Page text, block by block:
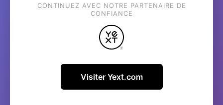
CONTINUEZ AVEC NOTRE PARTENAIRE DE
CONFIANCE
Visiter Yext.com